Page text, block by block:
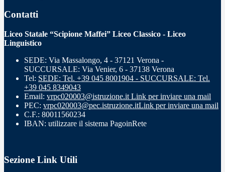
Contatti
Liceo Statale “Scipione Maffei” Liceo Classico - Liceo
Linguistico
SEDE: Via Massalongo, 4 - 37121 Verona -
SUCCURSALE: Via Venier, 6 - 37138 Verona
Tel: SEDE: Tel. +39 045 8001904 - SUCCURSALE: Tel.
+39 045 8349043
Email: vrpc020003@istruzione.it Link per inviare una mail
PEC: vrpc020003@pec.istruzione.itLink per inviare una mail
C.F.: 80011560234
IBAN: utilizzare il sistema PagoinRete
Sezione Link Utili